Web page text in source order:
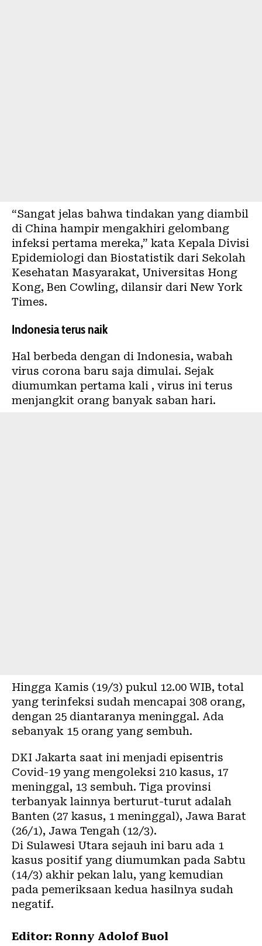
“Sangat jelas bahwa tindakan yang diambil
di China hampir mengakhiri gelombang
infeksi pertama mereka,” kata Kepala Divisi
Epidemiologi dan Biostatistik dari Sekolah
Kesehatan Masyarakat, Universitas Hong
Kong, Ben Cowling, dilansir dari New York
Times.
Indonesia terus naik
Hal berbeda dengan di Indonesia, wabah
virus corona baru saja dimulai. Sejak
diumumkan pertama kali , virus ini terus
menjangkit orang banyak saban hari.
Hingga Kamis (19/3) pukul 12.00 WIB, total
yang terinfeksi sudah mencapai 308 orang,
dengan 25 diantaranya meninggal. Ada
sebanyak 15 orang yang sembuh.
DKI Jakarta saat ini menjadi episentris
Covid-19 yang mengoleksi 210 kasus, 17
meninggal, 13 sembuh. Tiga provinsi
terbanyak lainnya berturut-turut adalah
Banten (27 kasus, 1 meninggal), Jawa Barat
(26/1), Jawa Tengah (12/3).
Di Sulawesi Utara sejauh ini baru ada 1
kasus positif yang diumumkan pada Sabtu
(14/3) akhir pekan lalu, yang kemudian
pada pemeriksaan kedua hasilnya sudah
negatif.
Editor: Ronny Adolof Buol